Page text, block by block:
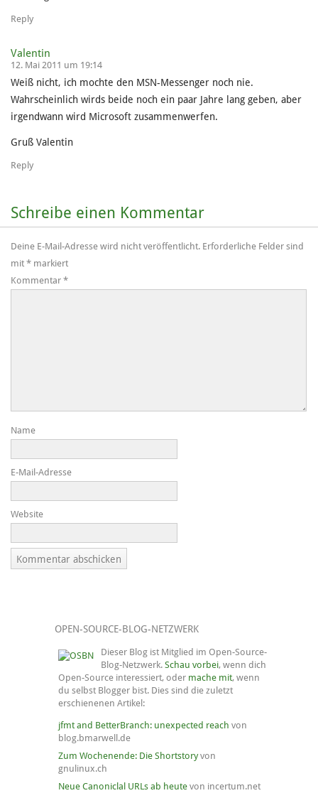
Reply
Valentin
12. Mai 2011 um 19:14
Weiß nicht, ich mochte den MSN-Messenger noch nie.
Wahrscheinlich wirds beide noch ein paar Jahre lang geben, aber
irgendwann wird Microsoft zusammenwerfen.
Gruß Valentin
Reply
Schreibe einen Kommentar
Deine E-Mail-Adresse wird nicht veröffentlicht. Erforderliche Felder sind
mit * markiert
Kommentar *
Name
E-Mail-Adresse
Website
OPEN-SOURCE-BLOG-NETZWERK
Dieser Blog ist Mitglied im Open-Source-
Blog-Netzwerk. Schau vorbei, wenn dich
Open-Source interessiert, oder mache mit, wenn
du selbst Blogger bist. Dies sind die zuletzt
erschienenen Artikel:
jfmt and BetterBranch: unexpected reach von
blog.bmarwell.de
Zum Wochenende: Die Shortstoryvon
gnulinux.ch
Neue Canoniclal URLs ab heutevon incertum.net